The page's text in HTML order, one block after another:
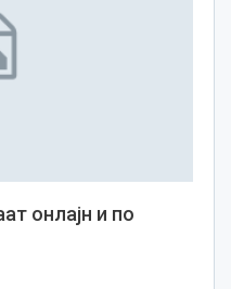
онлајн и по